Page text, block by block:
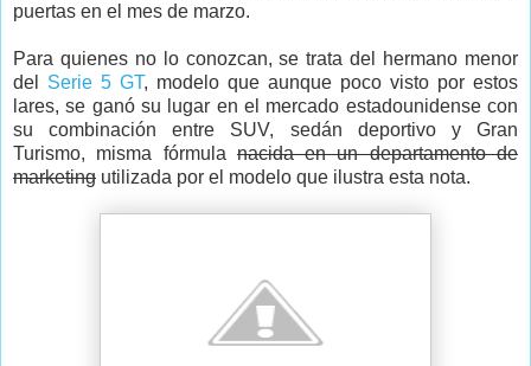
puertas en el mes de marzo.
Para quienes no lo conozcan, se trata del hermano menor
del Serie 5 GT, modelo que aunque poco visto por estos
lares, se ganó su lugar en el mercado estadounidense con
su combinación entre SUV, sedán deportivo y Gran
Turismo, misma fórmulanacida en un departamento de
marketing utilizada por el modelo que ilustra esta nota.